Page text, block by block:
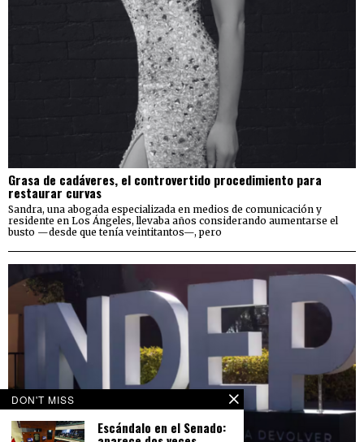
Grasa de cadáveres, el controvertido procedimiento para
restaurar curvas
Sandra, una abogada especializada en medios de comunicación y
residente en Los Ángeles, llevaba años considerando aumentarse el
busto —desde que tenía veintitantos—, pero
DON'T MISS
Escándalo en el Senado: